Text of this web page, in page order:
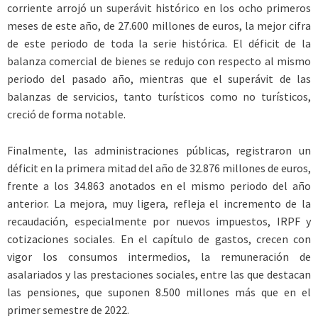
corriente arrojó un superávit histórico en los ocho primeros
meses de este año, de 27.600 millones de euros, la mejor cifra
de este periodo de toda la serie histórica. El déficit de la
balanza comercial de bienes se redujo con respecto al mismo
periodo del pasado año, mientras que el superávit de las
balanzas de servicios, tanto turísticos como no turísticos,
creció de forma notable.
Finalmente, las administraciones públicas, registraron un
déficit en la primera mitad del año de 32.876 millones de euros,
frente a los 34.863 anotados en el mismo periodo del año
anterior. La mejora, muy ligera, refleja el incremento de la
recaudación, especialmente por nuevos impuestos, IRPF y
cotizaciones sociales. En el capítulo de gastos, crecen con
vigor los consumos intermedios, la remuneración de
asalariados y las prestaciones sociales, entre las que destacan
las pensiones, que suponen 8.500 millones más que en el
primer semestre de 2022.